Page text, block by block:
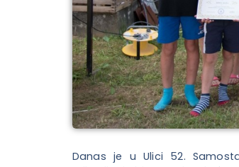
Danas je u Ulici 52.